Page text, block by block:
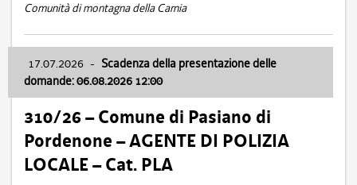
Comunità di montagna della Carnia
17.07.2026 - Scadenza della presentazione delle
domande: 06.08.2026 12:00
310/26 – Comune di Pasiano di
Pordenone – AGENTE DI POLIZIA
LOCALE – Cat. PLA